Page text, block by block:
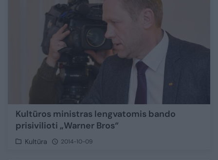
Kultūros ministras lengvatomis bando
prisivilioti „Warner Bros“
Kultūra 2014-10-09